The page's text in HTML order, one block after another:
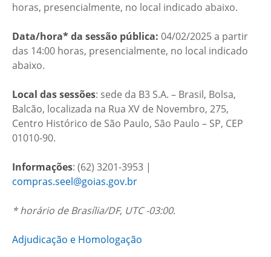
horas, presencialmente, no local indicado abaixo.
Data/hora* da sessão pública: 04/02/2025 a partir
das 14:00 horas, presencialmente, no local indicado
abaixo.
Local das sessões: sede da B3 S.A. – Brasil, Bolsa,
Balcão, localizada na Rua XV de Novembro, 275,
Centro Histórico de São Paulo, São Paulo – SP, CEP
01010-90.
Informações: (62) 3201-3953 |
compras.seel@goias.gov.br
* horário de Brasília/DF, UTC -03:00.
Adjudicação e Homologação